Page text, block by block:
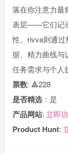
落在你注意力最
表层——它们记
性。rivva则通
据、精力曲线与
任务需求与个人
票数: 🔺228
是否精选 ：是
产品网站: 立即
Product Hunt: